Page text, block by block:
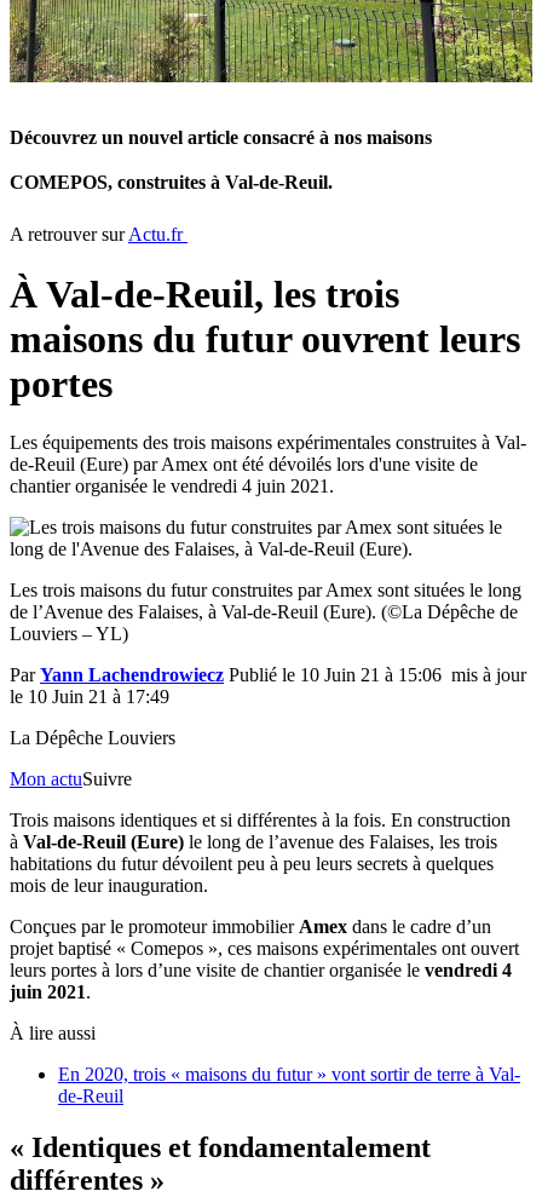
Découvrez un nouvel article consacré à nos maisons
COMEPOS, construites à Val-de-Reuil.
A retrouver surActu.fr
À Val-de-Reuil, les trois
maisons du futur ouvrent leurs
portes
Les équipements des trois maisons expérimentales construites à Val-
de-Reuil (Eure) par Amex ont été dévoilés lors d'une visite de
chantier organisée le vendredi 4 juin 2021.
Les trois maisons du futur construites par Amex sont situées le long
de l’Avenue des Falaises, à Val-de-Reuil (Eure). (©La Dépêche de
Louviers – YL)
ParYann Lachendrowiecz Publié le 10 Juin 21 à 15:06 mis à jour
le 10 Juin 21 à 17:49
La Dépêche Louviers
Mon actuSuivre
Trois maisons identiques et si différentes à la fois. En construction
à Val-de-Reuil (Eure) le long de l’avenue des Falaises, les trois
habitations du futur dévoilent peu à peu leurs secrets à quelques
mois de leur inauguration.
Conçues par le promoteur immobilier Amex dans le cadre d’un
projet baptisé « Comepos », ces maisons expérimentales ont ouvert
leurs portes à lors d’une visite de chantier organisée le vendredi 4
juin 2021.
À lire aussi
En 2020, trois « maisons du futur » vont sortir de terre à Val-
de-Reuil
« Identiques et fondamentalement
différentes »